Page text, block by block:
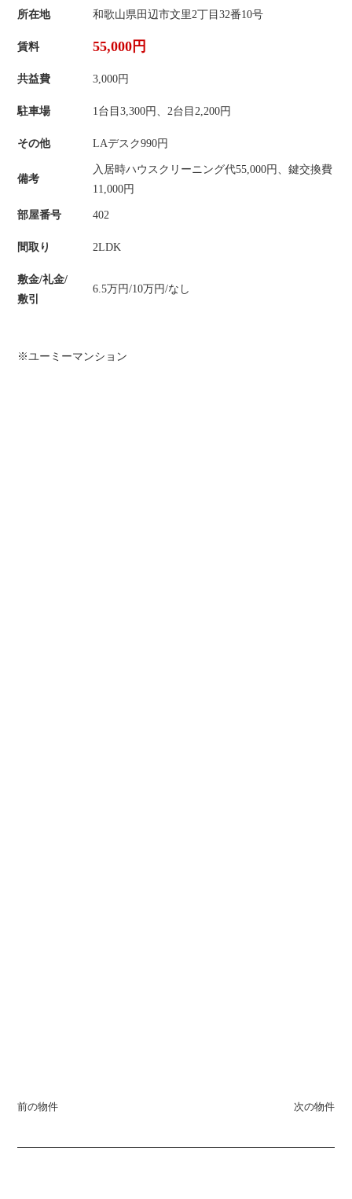
所在地 和歌山県田辺市文里2丁目32番10号
賃料 55,000円
共益費 3,000円
駐車場 1台目3,300円、2台目2,200円
その他 LAデスク990円
備考
入居時ハウスクリーニング代55,000円、鍵交換費
11,000円
部屋番号 402
間取り 2LDK
敷金/礼金/
敷引
6.5万円/10万円/なし
※ユーミーマンション
前の物件 次の物件